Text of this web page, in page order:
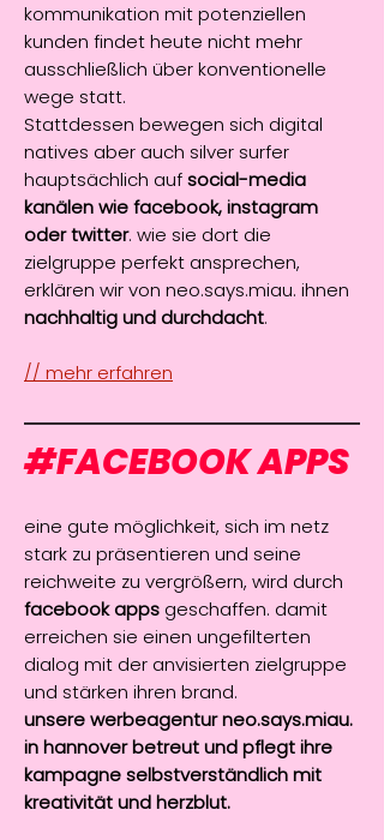
kommunikation mit potenziellen
kunden findet heute nicht mehr
ausschließlich über konventionelle
wege statt.
Stattdessen bewegen sich digital
natives aber auch silver surfer
hauptsächlich aufsocial-media
kanälen wie facebook, instagram
oder twitter. wie sie dort die
zielgruppe perfekt ansprechen,
erklären wir von neo.says.miau. ihnen
nachhaltig und durchdacht.
// mehr erfahren
#FACEBOOK APPS
eine gute möglichkeit, sich im netz
stark zu präsentieren und seine
reichweite zu vergrößern, wird durch
facebook apps geschaffen. damit
erreichen sie einen ungefilterten
dialog mit der anvisierten zielgruppe
und stärken ihren brand.
unsere werbeagentur neo.says.miau.
in hannover betreut und pflegt ihre
kampagne selbstverständlich mit
kreativität und herzblut.